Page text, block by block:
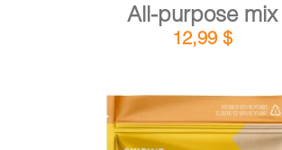
All-purpose mix
12,99 $